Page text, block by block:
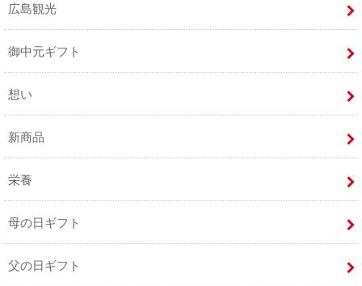
広島観光
御中元ギフト
想い
新商品
栄養
母の日ギフト
父の日ギフト